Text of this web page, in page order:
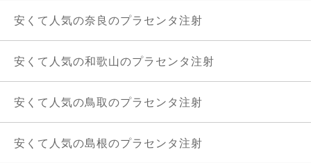
安くて人気の奈良のプラセンタ注射
安くて人気の和歌山のプラセンタ注射
安くて人気の鳥取のプラセンタ注射
安くて人気の島根のプラセンタ注射